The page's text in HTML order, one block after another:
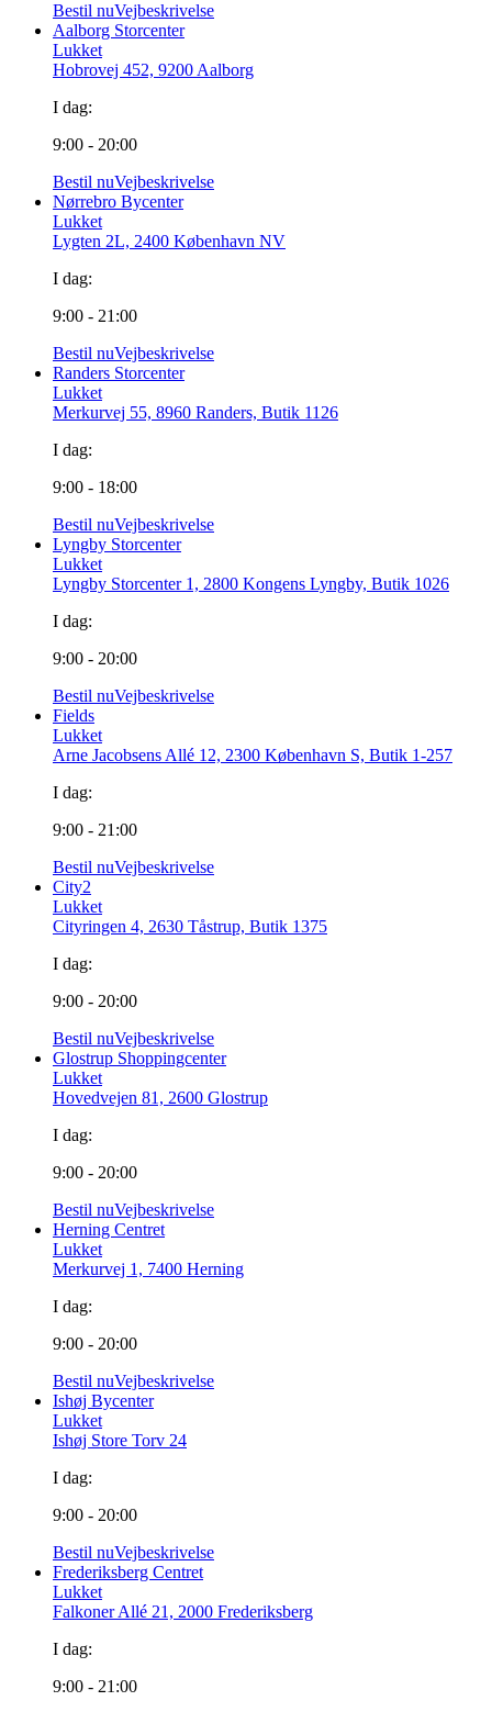
Bestil nuVejbeskrivelse
Aalborg Storcenter
Lukket
Hobrovej 452, 9200 Aalborg
I dag:
9:00 - 20:00
Bestil nuVejbeskrivelse
Nørrebro Bycenter
Lukket
Lygten 2L, 2400 København NV
I dag:
9:00 - 21:00
Bestil nuVejbeskrivelse
Randers Storcenter
Lukket
Merkurvej 55, 8960 Randers, Butik 1126
I dag:
9:00 - 18:00
Bestil nuVejbeskrivelse
Lyngby Storcenter
Lukket
Lyngby Storcenter 1, 2800 Kongens Lyngby, Butik 1026
I dag:
9:00 - 20:00
Bestil nuVejbeskrivelse
Fields
Lukket
Arne Jacobsens Allé 12, 2300 København S, Butik 1-257
I dag:
9:00 - 21:00
Bestil nuVejbeskrivelse
City2
Lukket
Cityringen 4, 2630 Tåstrup, Butik 1375
I dag:
9:00 - 20:00
Bestil nuVejbeskrivelse
Glostrup Shoppingcenter
Lukket
Hovedvejen 81, 2600 Glostrup
I dag:
9:00 - 20:00
Bestil nuVejbeskrivelse
Herning Centret
Lukket
Merkurvej 1, 7400 Herning
I dag:
9:00 - 20:00
Bestil nuVejbeskrivelse
Ishøj Bycenter
Lukket
Ishøj Store Torv 24
I dag:
9:00 - 20:00
Bestil nuVejbeskrivelse
Frederiksberg Centret
Lukket
Falkoner Allé 21, 2000 Frederiksberg
I dag:
9:00 - 21:00